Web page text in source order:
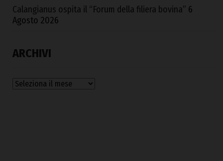
Calangianus ospita il “Forum della filiera bovina” 6
Agosto 2026
ARCHIVI
Archivi